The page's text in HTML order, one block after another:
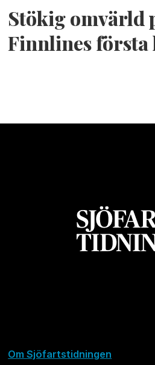
Stökig omvärld
Finnlines första
Om Sjöfartstidningen